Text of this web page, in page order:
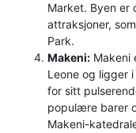
Market. Byen er
attraksjoner,
Park.
Makeni: Makeni
Leone og ligger
for sitt
populære barer
Makeni-